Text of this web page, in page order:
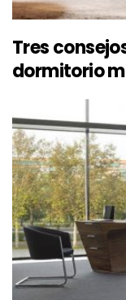
Tres
dormitorio